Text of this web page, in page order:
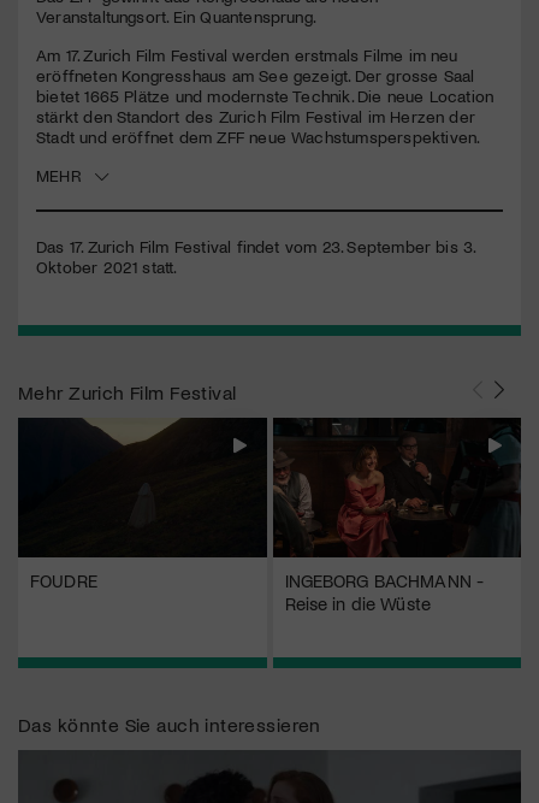
Veranstaltungsort. Ein Quantensprung.
Am 17. Zurich Film Festival werden erstmals Filme im neu
eröffneten Kongresshaus am See gezeigt. Der grosse Saal
bietet 1665 Plätze und modernste Technik. Die neue Location
stärkt den Standort des Zurich Film Festival im Herzen der
Stadt und eröffnet dem ZFFneue Wachstumsperspektiven.
MEHR
Das 17. Zurich Film Festival findet vom 23. September bis 3.
Oktober 2021 statt.
Mehr Zurich Film Festival
FOUDRE
INGEBORG BACHMANN -
Reise in die Wüste
Das könnte Sie auch interessieren
Jetzt Mitglied werden